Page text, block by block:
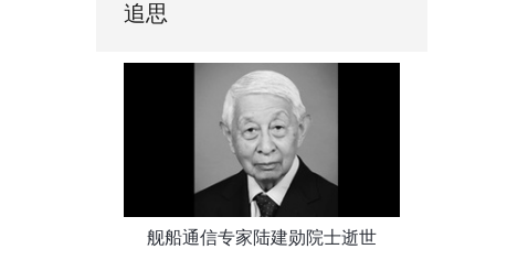
追思
舰船通信专家陆建勋院士逝世